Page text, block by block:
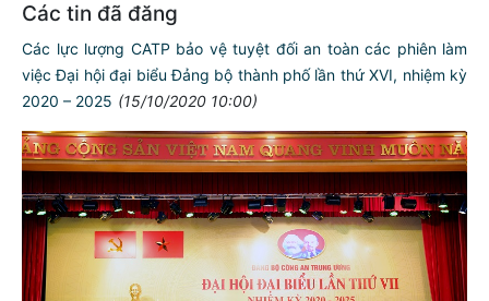
Các tin đã đăng
Các lực lượng CATP bảo vệ tuyệt đối an toàn các phiên làm
việc Đại hội đại biểu Đảng bộ thành phố lần thứ XVI, nhiệm kỳ
2020 – 2025 (15/10/2020 10:00)